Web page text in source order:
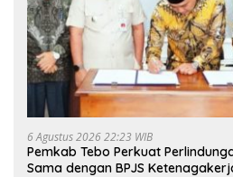
6 Agustus 2026 22:23 WIB
Pemkab Tebo Perkuat
Sama dengan BPJS